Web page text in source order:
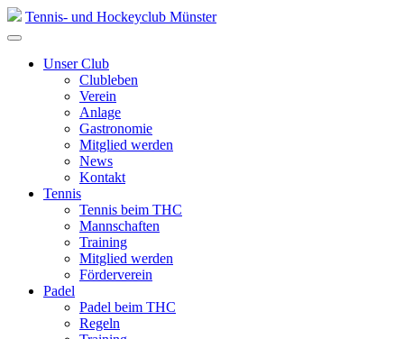
SkipTennis- und Hockeyclub Münster
Unser Club
Clubleben
Verein
Anlage
Gastronomie
Mitglied werden
News
Kontakt
Tennis
Tennis beim THC
Mannschaften
Training
Mitglied werden
Förderverein
Padel
Padel beim THC
Regeln